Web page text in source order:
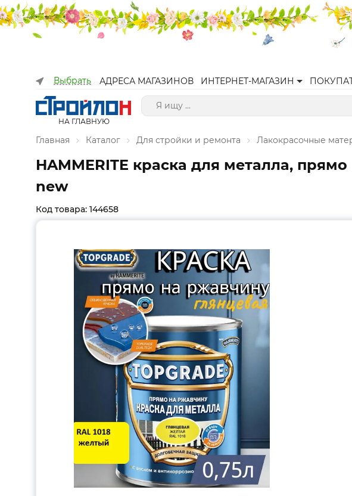
Выбрать АДРЕСА МАГАЗИНОВ ИНТЕРНЕТ-МАГАЗИН
НА ГЛАВНУЮ
Главная Каталог Для стройки и ремонта Лакокрасочные
HAMMERITE краска для металла,
new
Код товара: 144658